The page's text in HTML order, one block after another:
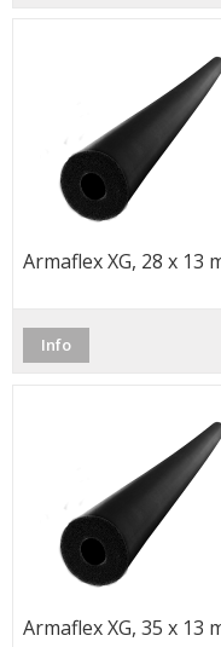
Armaflex XG, 28 x 13
Info
Armaflex XG, 35 x 13